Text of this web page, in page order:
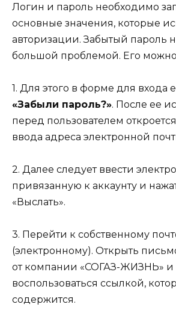
Логин и пароль необходимо
основные значения, которые
авторизации. Забытый пароль
большой проблемой. Его можно
1. Для этого в форме для входа
«Забыли пароль?». После ее
перед пользователем
ввода адреса электронной
2. Далее следует ввести
привязанную к аккаунту и
«Выслать».
3. Перейти к собственному
(электронному). Открыть
от компании «СОГАЗ-ЖИЗНЬ» и
воспользоваться ссылкой,
содержится.